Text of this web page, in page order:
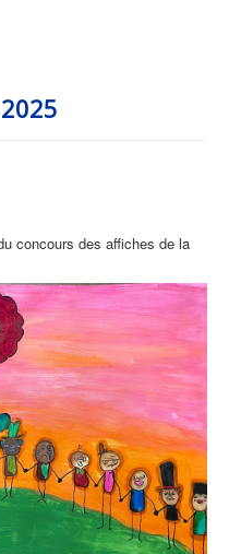
concours des affiches de la